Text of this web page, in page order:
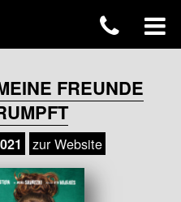
FREUNDE
zur Website